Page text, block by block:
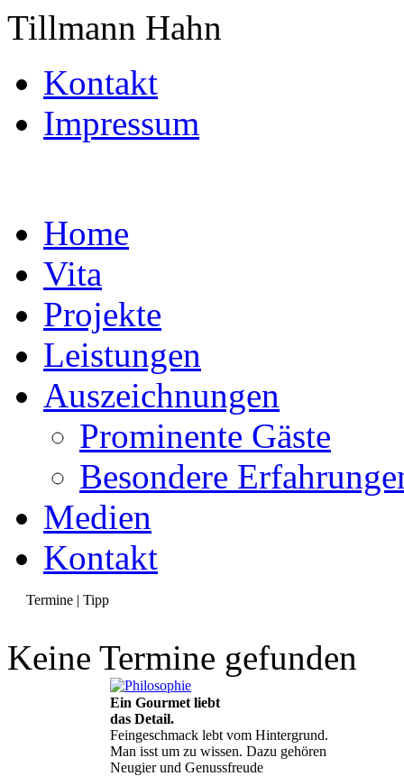
Tillmann Hahn
Kontakt
Impressum
Home
Vita
Projekte
Leistungen
Auszeichnungen
Prominente Gäste
Besondere
Medien
Kontakt
Termine | Tipp
Keine Termine gefunden
Ein Gourmet liebt
das Detail.
Feingeschmack lebt vom Hintergrund.
Man isst um zu wissen. Dazu gehören
Neugier und Genussfreude